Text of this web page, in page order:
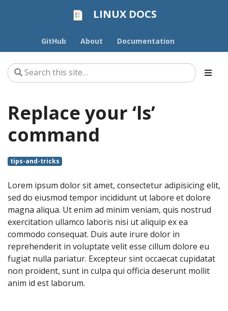
LINUX DOCS
GitHub About Documentation
Replace your ‘ls’
command
tips-and-tricks
Lorem ipsum dolor sit amet, consectetur adipisicing elit,
sed do eiusmod tempor incididunt ut labore et dolore
magna aliqua. Ut enim ad minim veniam, quis nostrud
exercitation ullamco laboris nisi ut aliquip ex ea
commodo consequat. Duis aute irure dolor in
reprehenderit in voluptate velit esse cillum dolore eu
fugiat nulla pariatur. Excepteur sint occaecat cupidatat
non proident, sunt in culpa qui officia deserunt mollit
anim id est laborum.